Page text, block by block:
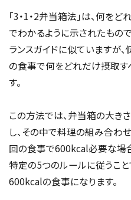
「3・1・2弁当箱法」は、何を
でわかるように示されたもの
ランスガイドに似ていますが
の食事で何をどれだけ摂取
す。
この方法では、弁当箱の大き
し、その中で料理の組み合わ
回の食事で600kcal必要な場
特定の5つのルールに従うこ
600kcalの食事になります。